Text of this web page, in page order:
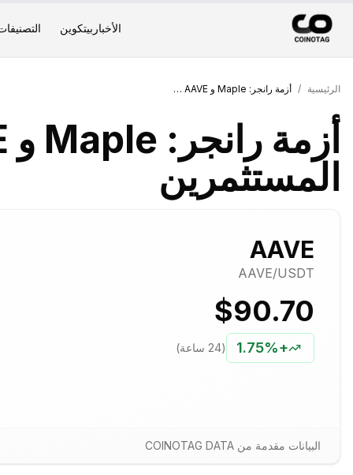
الأخبار بيتكوين
الرئيسية / أزمة رانجر: Maple و AAVE علاقات المستثمرين
المستثمرين
AAVE
AAVE/USDT
$90.70
+
1.75% (24 ساعة)
البيانات مقدمة من COINOTAG DATA